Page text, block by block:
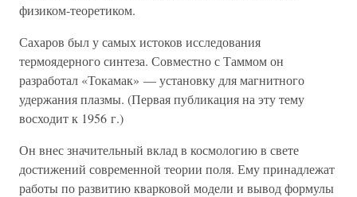
физиком-теоретиком.
Сахаров был у самых истоков исследования
термоядерного синтеза. Совместно с Таммом он
разработал «Токамак» — установку для магнитного
удержания плазмы. (Первая публикация на эту тему
восходит к 1956 г.)
Он внес значительный вклад в космологию в свете
достижений современной теории поля. Ему принадлежат
работы по развитию кварковой модели и вывод формулы